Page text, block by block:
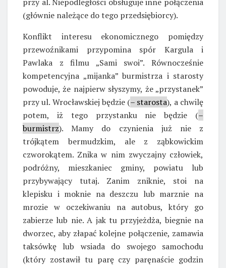
(głównie należące do tego przedsiębiorcy).
Konflikt interesu ekonomicznego pomiędzy
przewoźnikami przypomina spór Kargula i
Pawlaka z filmu „Sami swoi”. Równocześnie
kompetencyjna „mijanka” burmistrza i starosty
powoduje, że najpierw słyszymy, że „przystanek”
przy ul. Wrocławskiej będzie (– starosta), a chwilę
potem, iż tego przystanku nie będzie (–
burmistrz). Mamy do czynienia już nie z
trójkątem bermudzkim, ale z ząbkowickim
czworokątem. Znika w nim zwyczajny człowiek,
podróżny, mieszkaniec gminy, powiatu lub
przybywający tutaj. Zanim zniknie, stoi na
klepisku i moknie na deszczu lub marznie na
mrozie w oczekiwaniu na autobus, który go
zabierze lub nie. A jak tu przyjeżdża, biegnie na
dworzec, aby złapać kolejne połączenie, zamawia
taksówkę lub wsiada do swojego samochodu
(który zostawił tu parę czy paręnaście godzin